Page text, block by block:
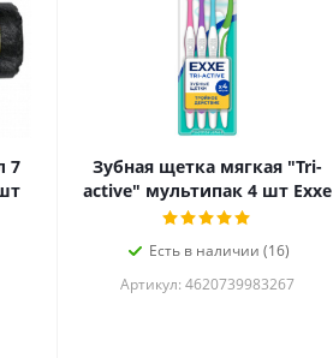
7
Зубная щетка мягкая "Tri-
active" мультипак 4 шт Exxe
Есть в наличии (16)
Артикул: 4620739983267